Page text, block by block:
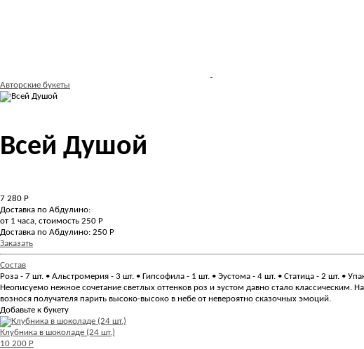
Авторские букеты
Всей Душой
7 280 Р
Доставка по Абдулино:
от 1 часа, стоимость 250 Р
Доставка по Абдулино: 250 Р
Заказать
Состав
Роза - 7 шт. • Альстромерия - 3 шт. • Гипсофила - 1 шт. • Эустома - 4 шт. • Статица - 2 шт. •
Неописуемо нежное сочетание светлых оттенков роз и эустом давно стало
вознося получателя парить высоко-высоко в небе от невероятно сказочных эмоций.
Добавьте к букету
Клубника в шоколаде (24 шт.)
10 200 Р